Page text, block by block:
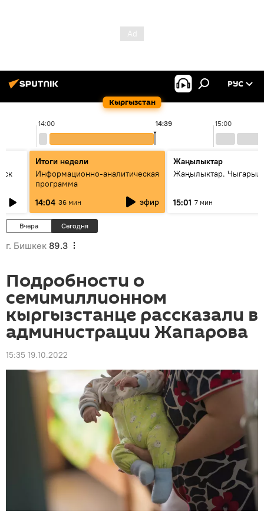
Кыргызстан
РУС
14:00 15:00
14:39
Итоги недели
Информационно-аналитическая
программа
14:04 36 мин эфир
Жаңылыктар
Жаңылыктар.
15:01 7 мин
Вчера Сегодня
г. Бишкек 89.3
Подробности о
семимиллионном
кыргызстанце рассказали в
администрации Жапарова
15:35 19.10.2022